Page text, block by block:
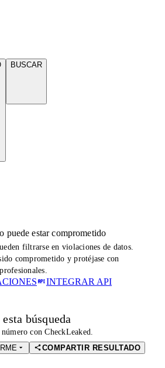
BUSCAR
puede estar comprometido
filtrarse en violaciones de datos.
comprometido y protéjase con
INTEGRAR API
búsqueda
con CheckLeaked.
COMPARTIR RESULTADO